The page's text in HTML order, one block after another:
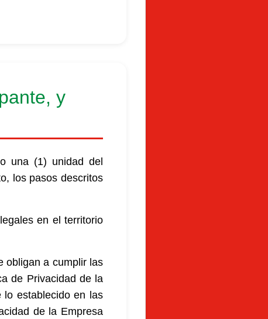
y
una (1) unidad del
los pasos descritos
en el territorio
obligan a cumplir las
de Privacidad de la
lo establecido en las
de la Empresa